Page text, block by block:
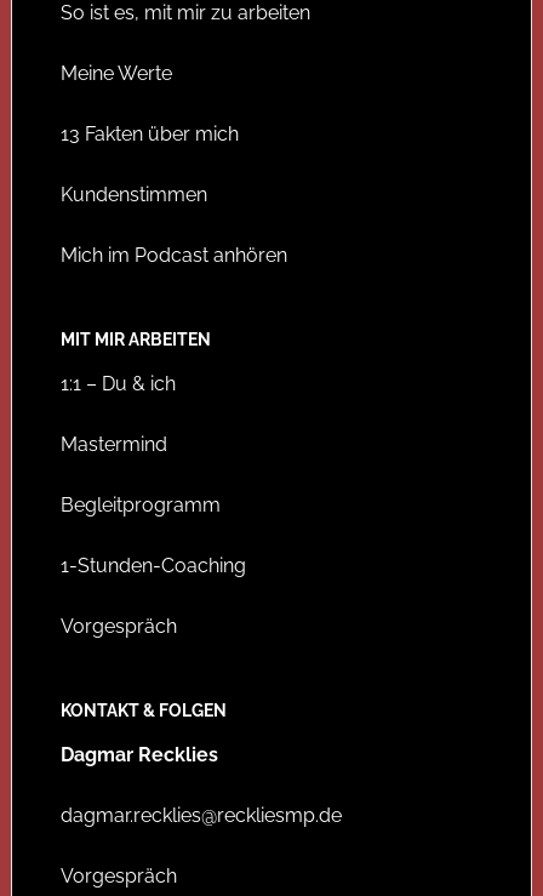
So ist es, mit mir zu arbeiten
Meine Werte
13 Fakten über mich
Kundenstimmen
Mich im Podcast anhören
MIT MIR ARBEITEN
1:1 – Du & ich
Mastermind
Begleitprogramm
1-Stunden-Coaching
Vorgespräch
KONTAKT & FOLGEN
Dagmar Recklies
dagmar.recklies@reckliesmp.de
Vorgespräch